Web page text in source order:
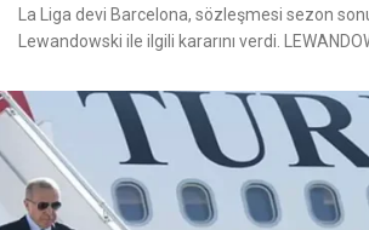
La Liga devi Barcelona, sözleşmesi sezon
Lewandowski ile ilgili kararını verdi.